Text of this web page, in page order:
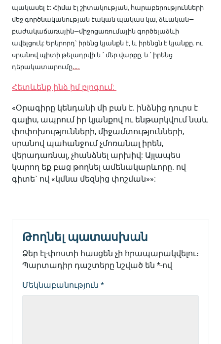
պակասել է: Հիմա էլ շիտակության, հարաբերությունների
մեջ գործնականության էական պակաս կա, ձևական—
բաժակաճառային—միջոցառումային գործելաձևի
ավելցուկ: Երկրորդ` իրենց կյանքն է, և իրենցն է կյանքը. ու
սրանով պիտի թելադրվի և´ մեր վարքը, և´ իրենց
դերակատարումը….
Հետևենք ինձ իմ բլոգում:
«Օրագիրը կենդանի մի բան է. ինձնից դուրս է
գալիս, ապրում իր կյանքով ու ենթարկվում նաև
փոփոխությունների, միջամտությունների,
սրանով պահանջում չմոռանալ իրեն,
վերադառնալ, չհանձնել արխիվ: Այլապես
կարող եք բաց թողնել ամենակարևորը. ով
գիտե` ով «կմնա մեզնից փոշման»»:
Թողնել պատասխան
Ձեր էլ-փոստի հասցեն չի հրապարակվելու։
Պարտադիր դաշտերը նշված են *-ով
Մեկնաբանություն *